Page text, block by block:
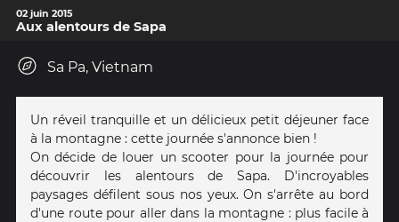
02 juin 2015
Aux alentours de Sapa
Sa Pa, Vietnam
Un réveil tranquille et un délicieux petit déjeuner face
à la montagne : cette journée s'annonce bien !
On décide de louer un scooter pour la journée pour
découvrir les alentours de Sapa. D'incroyables
paysages défilent sous nos yeux. On s'arrête au bord
d'une route pour aller dans la montagne : plus facile à